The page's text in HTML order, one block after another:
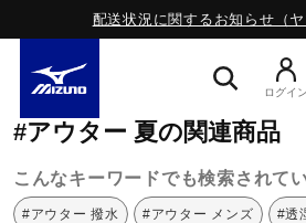
配送状況に関するお知らせ（ヤ
ログイン
ミズノ公式オンライン
#アウター 夏の関連商品
こんなキーワードでも検索されて
#アウター 撥水 #アウター メンズ #透